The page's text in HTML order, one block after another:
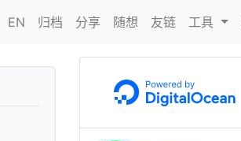
EN 归档 分享 随想 友链 工具